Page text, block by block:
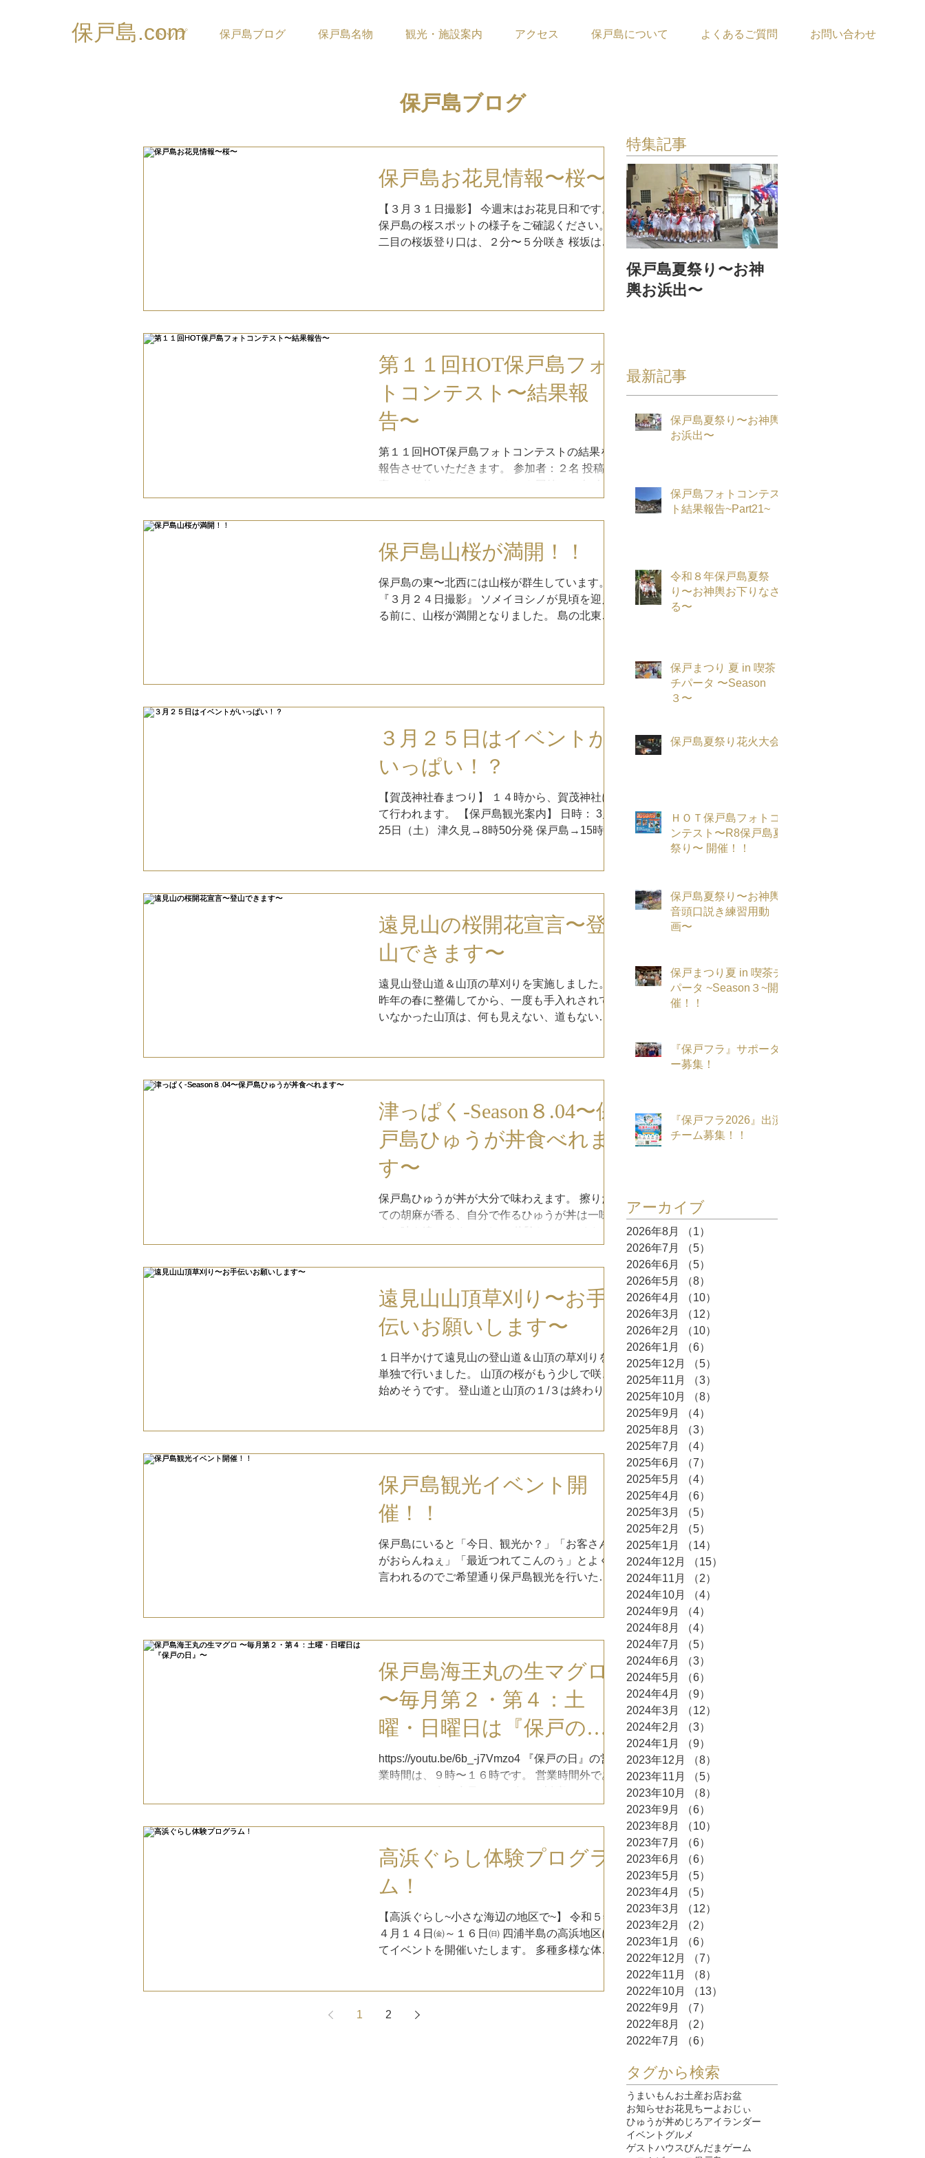
保戸島.com
トップ 保戸島ブログ 保戸島名物 観光・施設案内 アクセス 保戸島について よくあるご質問 お問い合わせ
​保戸島ブログ
保戸島お花見情報〜桜〜
【３月３１日撮影】 今週末はお花見日和です。
保戸島の桜スポットの様子をご確認ください。
二目の桜坂登り口は、２分〜５分咲き 桜坂は、
第１１回HOT保戸島フォ
トコンテスト〜結果報
告〜
第１１回HOT保戸島フォトコンテストの結果を
報告させていただきます。 参加者：２名 投稿写
真：１２枚（２７） アンケート回答：２名 今回
は、２名だけの参加と寂しい結果となりました
が、ご参加いただきありがとうございました。...
保戸島山桜が満開！！
保戸島の東〜北西には山桜が群生しています。
『３月２４日撮影』 ソメイヨシノが見頃を迎え
る前に、山桜が満開となりました。 島の北東
３月２５日はイベントが
いっぱい！？
【賀茂神社春まつり】 １４時から、賀茂神社に
て行われます。 【保戸島観光案内】 日時： 3月
25日（土） 津久見→8時50分発 保戸島→15時30
遠見山の桜開花宣言〜登
山できます〜
遠見山登山道＆山頂の草刈りを実施しました。
昨年の春に整備してから、一度も手入れされて
いなかった山頂は、何も見えない、道もない、
した。...
津っぱく-Season８.04〜保
戸島ひゅうが丼食べれま
す〜
保戸島ひゅうが丼が大分で味わえます。 擦りた
ての胡麻が香る、自分で作るひゅうが丼は一味
も二味も違います。 ぜひ、体験してみてくださ
い。 あんどう直売所横『保戸島海王丸の生マグ
ロ』でも１日３０食限定で食べることができま
遠見山山頂草刈り〜お手
伝いお願いします〜
１日半かけて遠見山の登山道＆山頂の草刈りを
単独で行いました。 山頂の桜がもう少しで咲き
始めそうです。 登山道と山頂の１/３は終わりま
保戸島観光イベント開
催！！
保戸島にいると「今日、観光か？」「お客さん
がおらんねぇ」「最近つれてこんのぅ」とよく
言われるのでご希望通り保戸島観光を行いたい
保戸島海王丸の生マグロ
〜毎月第２・第４：土
曜・日曜日は『保戸の
日』〜
https://youtu.be/6b_-j7Vmzo4 『保戸の日』の営
業時間は、９時〜１６時です。 営業時間外であ
で、お声がけください。（マグロがあれば販売
します） 『保戸の日』限定、お店の横で『保戸
高浜ぐらし体験プログラ
ム！
【高浜ぐらし~小さな海辺の地区で~】 令和５年
４月１４日㈮～１６日㈰ 四浦半島の高浜地区に
てイベントを開催いたします。 多種多様な体験
1
2
特集記事
保戸島夏祭り〜お神
輿お浜出〜
最新記事
保戸島夏祭り〜お神輿
お浜出〜
保戸島フォトコンテス
ト結果報告~Part21~
令和８年保戸島夏祭
り〜お神輿お下りなさ
る〜
保戸まつり 夏 in 喫茶
チパータ 〜Season
３〜
保戸島夏祭り花火大会
ＨＯＴ保戸島フォトコ
ンテスト〜R8保戸島夏
祭り〜 開催！！
保戸島夏祭り〜お神輿
音頭口説き練習用動
画〜
保戸まつり夏 in 喫茶チ
パータ ~Season３~開
催！！
『保戸フラ』サポータ
ー募集！
『保戸フラ2026』出演
チーム募集！！
アーカイブ
2026年8月 （1）
2026年7月
（5）
2026年6月
（5）
2026年5月
（8）
2026年4月
（10）
2026年3月
（12）
2026年2月
（10）
2026年1月
（6）
2025年12月
（5）
2025年11月
（3）
2025年10月
（8）
2025年9月
（4）
2025年8月
（3）
2025年7月
（4）
2025年6月
（7）
2025年5月
（4）
2025年4月
（6）
2025年3月
（5）
2025年2月
（5）
2025年1月
（14）
2024年12月
（15）
2024年11月
（2）
2024年10月
（4）
2024年9月
（4）
2024年8月
（4）
2024年7月
（5）
2024年6月
（3）
2024年5月
（6）
2024年4月
（9）
2024年3月
（12）
2024年2月
（3）
2024年1月
（9）
2023年12月
（8）
2023年11月
（5）
2023年10月
（8）
2023年9月
（6）
2023年8月
（10）
2023年7月
（6）
2023年6月
（6）
2023年5月
（5）
2023年4月
（5）
2023年3月
（12）
2023年2月
（2）
2023年1月
（6）
2022年12月
（7）
2022年11月
（8）
2022年10月
（13）
2022年9月
（7）
2022年8月
（2）
2022年7月
（6）
タグから検索
うまいもんお土産お店お盆
お知らせお花見ちーよおじぃ
ひゅうが丼めじろアイランダー
イベント グルメ
ゲストハウスびんだまゲーム